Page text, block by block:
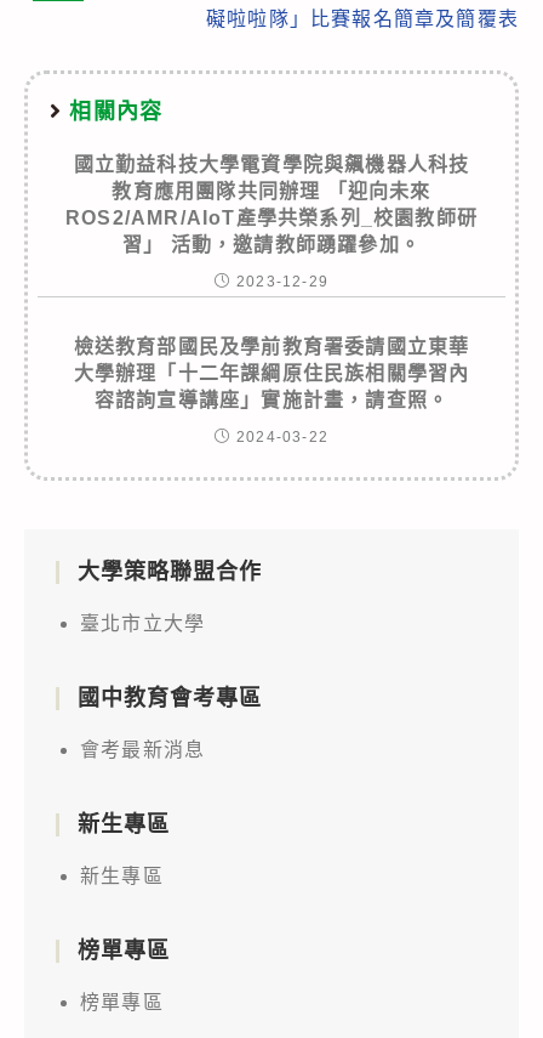
礙啦啦隊」比賽報名簡章及簡覆表
相關內容
國立勤益科技大學電資學院與飆機器人科技
教育應用團隊共同辦理 「迎向未來
ROS2/AMR/AIoT產學共榮系列_校園教師研
習」 活動，邀請教師踴躍參加。
2023-12-29
檢送教育部國民及學前教育署委請國立東華
大學辦理「十二年課綱原住民族相關學習內
容諮詢宣導講座」實施計畫，請查照。
2024-03-22
大學策略聯盟合作
臺北市立大學
國中教育會考專區
會考最新消息
新生專區
新生專區
榜單專區
榜單專區